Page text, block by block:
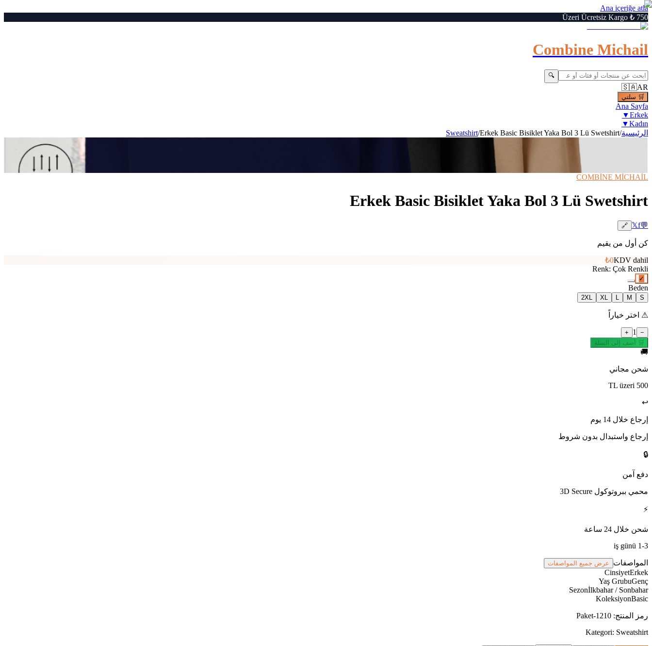
Ana içeriğe atla
750 ₺ Üzeri Ücretsiz Kargo
Combine Michail
🔍
🇸🇦AR
🛒 سلتي
Ana Sayfa
Erkek
▼
Kadın
▼
الرئيسية/
Sweatshirt/Erkek Basic Bisiklet Yaka Bol 3 Lü Swetshirt
COMBİNE MİCHAİL
Erkek Basic Bisiklet Yaka Bol 3 Lü Swetshirt
💬
𝕏f
🔗
كن أول من يقيم
₺0KDV dahil
Renk: Çok Renkli
✓
Beden
S
M
XL
2XL
⚠ اختر خياراً
−
1
+
🛒 أضف إلى السلة
🚚
شحن مجاني
500 TL üzeri
↩️
إرجاع خلال 14 يوم
إرجاع واستبدال بدون شروط
🔒
دفع آمن
محمي ببروتوكول 3D Secure
⚡
شحن خلال 24 ساعة
1-3 iş günü
المواصفات عرض جميع المواصفات
CinsiyetErkek
Yaş GrubuGenç
Sezonİlkbahar / Sonbahar
KoleksiyonBasic
رمز المنتج:
Paket-1210
Kategori: Sweatshirt